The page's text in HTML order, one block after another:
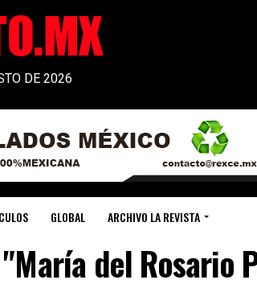
DE 2026
GLOBAL ARCHIVO LA REVISTA
del Rosario